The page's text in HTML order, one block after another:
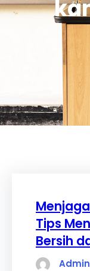
Tips
Bersih
Admin